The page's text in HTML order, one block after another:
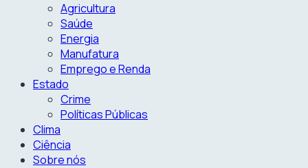
Agricultura
Saúde
Energia
Manufatura
Emprego e Renda
Estado
Crime
Políticas Públicas
Clima
Ciência
Sobre nós